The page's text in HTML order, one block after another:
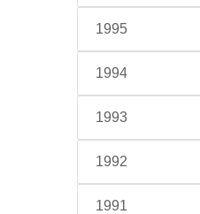
1995
1994
1993
1992
1991